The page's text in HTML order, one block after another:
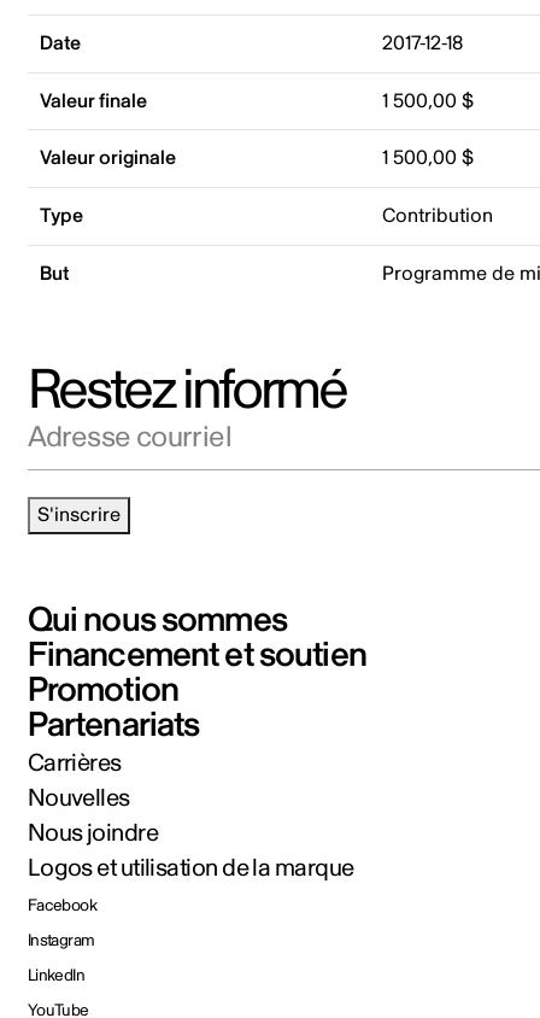
Date 2017-12-18
Valeur finale 1 500,00 $
Valeur originale 1 500,00 $
Type Contribution
But Programme de
Restez informé
S'inscrire
Qui nous sommes
Financement et soutien
Promotion
Partenariats
Carrières
Nouvelles
Nous joindre
Logos et utilisation de la marque
Facebook
Instagram
LinkedIn
YouTube